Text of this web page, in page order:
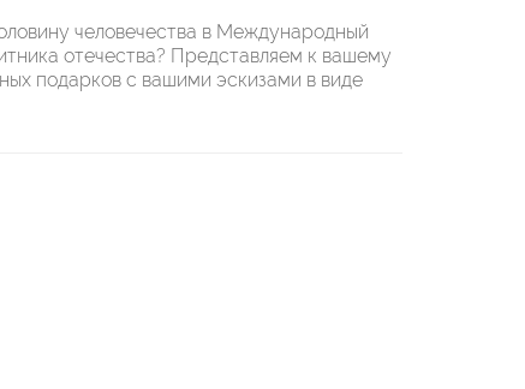
человечества в Международный
отечества? Представляем к вашему
подарков с вашими эскизами в виде